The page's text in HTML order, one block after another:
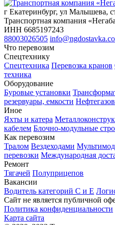
г Екатеринбург, ул Малышева,
Транспортная компания
ИНН 6685197243
88003026505
Что перевозим
Спецтехнику
Спецтехника Перевозка кранов
техника
Оборудование
Буровые установки
резервуары, емкости
Иное
Яхты и катера
кабелем Блочно-модульные
Как перевозим
Тралом Вездеходами
перевозки Международная
Ремонт
Тягачей Полуприцепов
Вакансии
Водитель категорий С и Е
Сайт не является публичной
Политика конфиденциальности
Карта сайта